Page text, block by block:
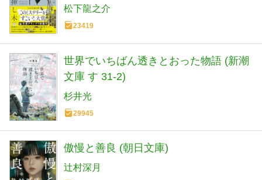
松下龍之介
23419
世界でいちばん透きとおった物語 (新潮
文庫 す 31-2)
杉井光
29945
傲慢と善良 (朝日文庫)
辻村深月